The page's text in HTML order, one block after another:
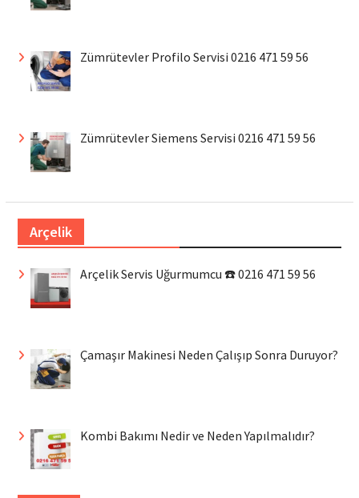
Zümrütevler Profilo Servisi 0216 471 59 56
Zümrütevler Siemens Servisi 0216 471 59 56
Arçelik
Arçelik Servis Uğurmumcu ☎️ 0216 471 59 56
Çamaşır Makinesi Neden Çalışıp Sonra Duruyor?
Kombi Bakımı Nedir ve Neden Yapılmalıdır?